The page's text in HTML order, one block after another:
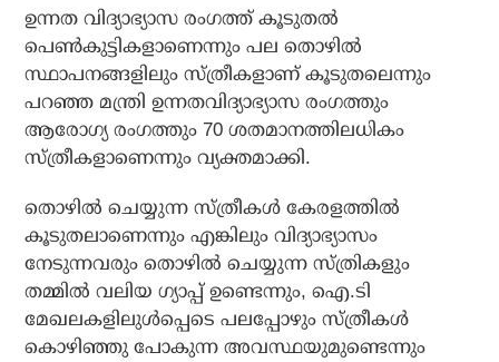
ഉന്നത വിദ്യാഭ്യാസ രംഗത്ത് കൂടുതല്‍
പെണ്‍കുട്ടികളാണെന്നും പല തൊഴില്‍
സ്ഥാപനങ്ങളിലും സ്ത്രീകളാണ് കൂടുതലെന്നും
പറഞ്ഞ മന്ത്രി ഉന്നതവിദ്യാഭ്യാസ രംഗത്തും
ആരോഗ്യ രംഗത്തും 70 ശതമാനത്തിലധികം
സ്ത്രീകളാണെന്നും വ്യക്തമാക്കി.
തൊഴില്‍ ചെയ്യുന്ന സ്ത്രീകള്‍ കേരളത്തില്‍
കൂടുതലാണെന്നും എങ്കിലും വിദ്യാഭ്യാസം
നേടുന്നവരും തൊഴില്‍ ചെയ്യുന്ന സ്ത്രികളും
തമ്മില്‍ വലിയ ഗ്യാപ്പ് ഉണ്ടെന്നും, ഐ.ടി
മേഖലകളിലുള്‍പ്പെടെ പലപ്പോഴും സ്ത്രീകള്‍
കൊഴിഞ്ഞു പോകുന്ന അവസ്ഥയുമുണ്ടെന്നും